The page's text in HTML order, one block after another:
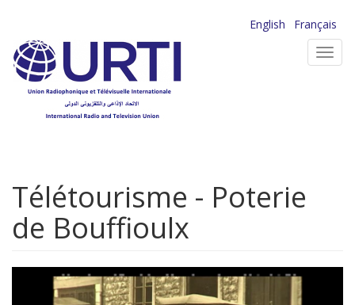
contenu
principal
English
Français
Télétourisme - Poterie
de Bouffioulx